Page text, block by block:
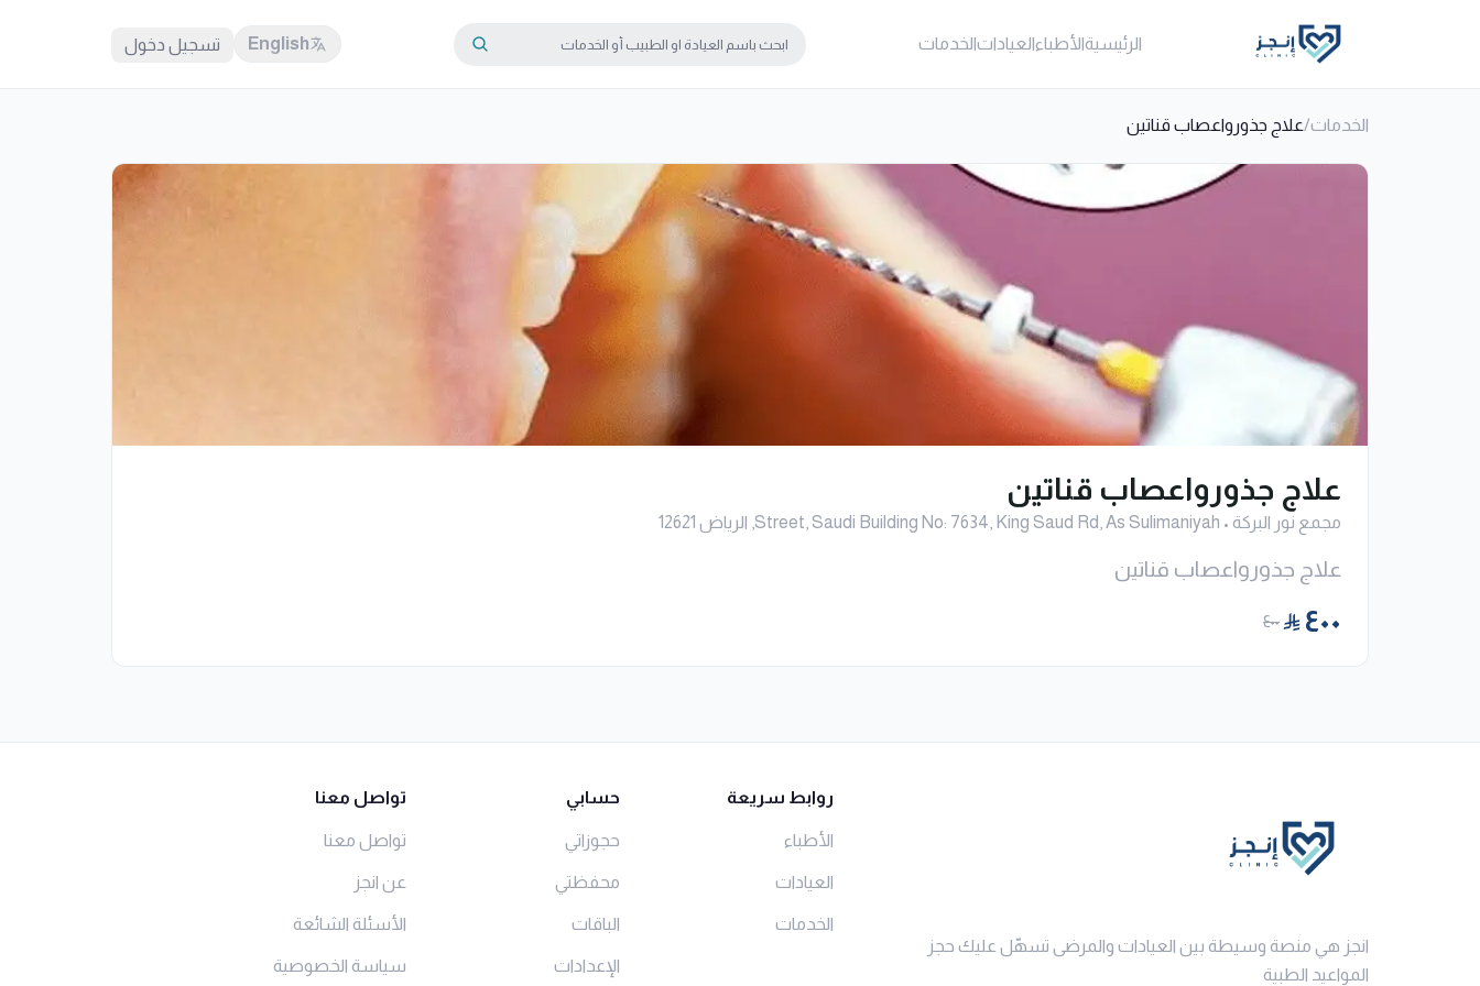
الرئيسيةالأطباءالعياداتالخدمات English تسجيل دخول
الخدمات/علاج جذورواعصاب قناتين
علاج جذورواعصاب قناتين
مجمع نور البركة • Street, Saudi Building No: 7634, King Saud Rd, As Sulimaniyah, الرياض 12621
علاج جذورواعصاب قناتين
٤٠٠ ٤٠٠
انجز هي منصة وسيطة بين العيادات والمرضى تسهّل عليك حجز
المواعيد الطبية
روابط سريعة
الأطباء
العيادات
الخدمات
حسابي
حجوزاتي
محفظتي
الباقات
الإعدادات
تواصل معنا
تواصل معنا
عن انجز
الأسئلة الشائعة
سياسة الخصوصية